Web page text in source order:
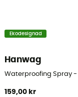
Ekodesignad
Hanwag
Waterproofing Spray
159,00 kr